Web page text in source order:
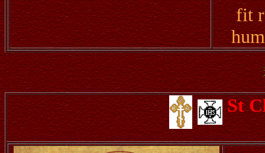
fit
St